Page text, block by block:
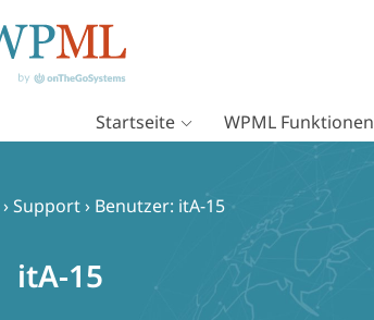
Startseite WPML Funktionen
›Support› Benutzer: itA-15
itA-15